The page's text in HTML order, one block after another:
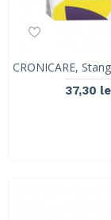
37,30